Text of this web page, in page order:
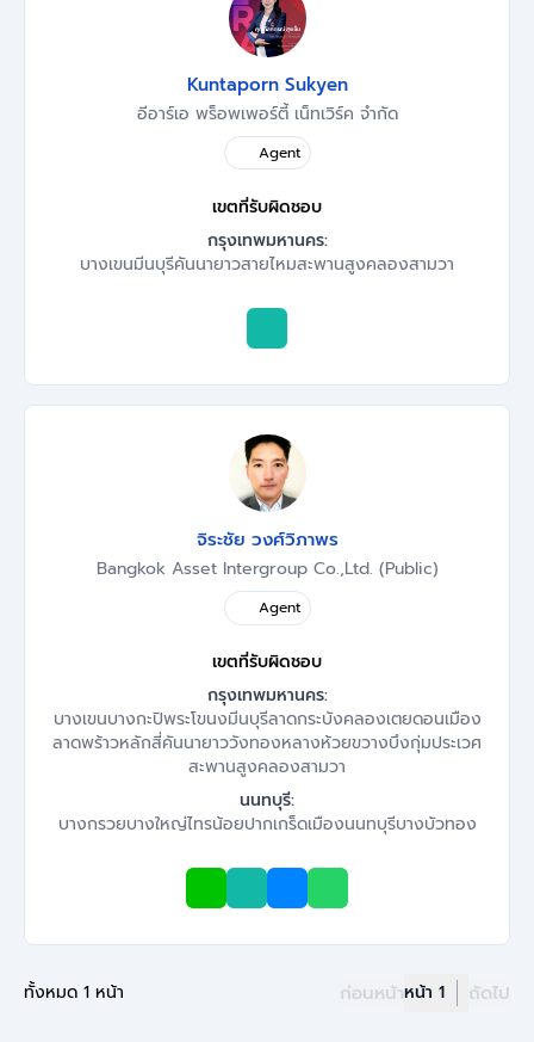
Kuntaporn Sukyen
อีอาร์เอ พร็อพเพอร์ตี้ เน็ทเวิร์ค จำกัด
Agent
เขตที่รับผิดชอบ
กรุงเทพมหานคร:
บางเขนมีนบุรีคันนายาวสายไหมสะพานสูงคลองสามวา
จิระชัย วงศ์วิภาพร
Bangkok Asset Intergroup Co.,Ltd. (Public)
Agent
เขตที่รับผิดชอบ
กรุงเทพมหานคร:
บางเขนบางกะปิพระโขนงมีนบุรีลาดกระบังคลองเตยดอนเมือง
ลาดพร้าวหลักสี่คันนายาววังทองหลางห้วยขวางบึงกุ่มประเวศ
สะพานสูงคลองสามวา
นนทบุรี:
บางกรวยบางใหญ่ไทรน้อยปากเกร็ดเมืองนนทบุรีบางบัวทอง
ทั้งหมด 1 หน้า ก่อนหน้าหน้า 1 ถัดไป